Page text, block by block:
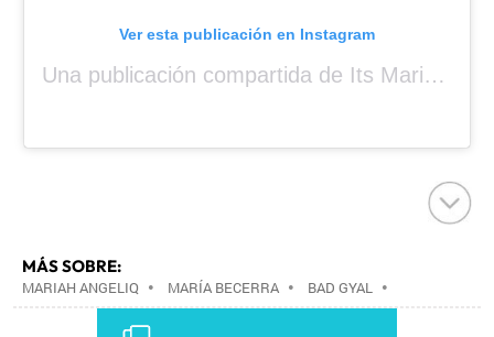
Ver esta publicación en Instagram
Una publicación compartida de Its Mariah Baby (@mariahangeliq)
MÁS SOBRE:
MARIAH ANGELIQ • MARÍA BECERRA • BAD GYAL •